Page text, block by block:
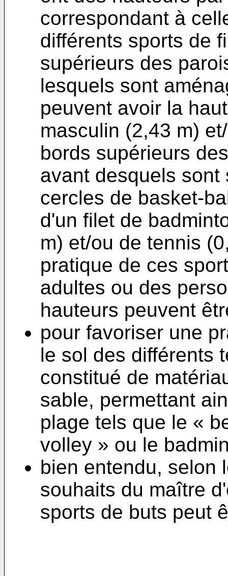
correspondant à
différents sports de
supérieurs des
lesquels sont
peuvent avoir la
masculin (2,43 m)
bords supérieurs
avant desquels
cercles de basket-
d'un filet de
m) et/ou de tennis
pratique de ces
adultes ou des
hauteurs peuvent
pour favoriser une
le sol des différents
constitué de
sable, permettant
plage tels que le «
volley » ou le
bien entendu, selon
souhaits du maître
sports de buts peut